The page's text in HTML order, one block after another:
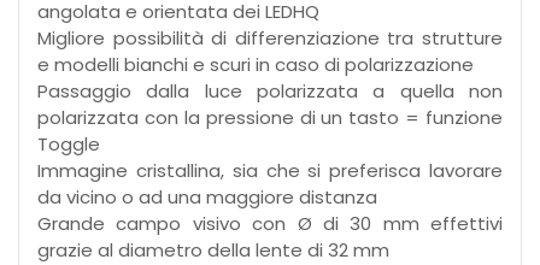
angolata e orientata dei LEDHQ
Migliore possibilità di differenziazione tra strutture
e modelli bianchi e scuri in caso di polarizzazione
Passaggio dalla luce polarizzata a quella non
polarizzata con la pressione di un tasto = funzione
Toggle
Immagine cristallina, sia che si preferisca lavorare
da vicino o ad una maggiore distanza
Grande campo visivo con Ø di 30 mm effettivi
grazie al diametro della lente di 32 mm